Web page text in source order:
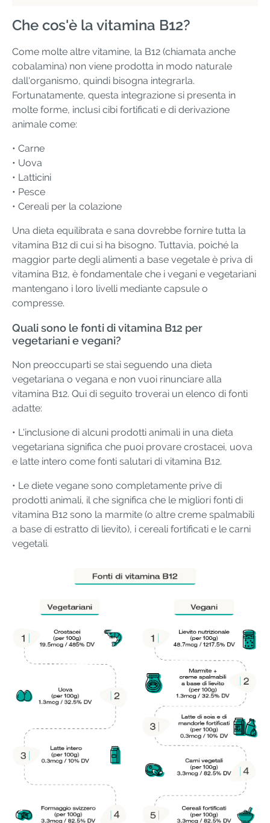
Che cos'è la vitamina B12?
Come molte altre vitamine, la B12 (chiamata anche
cobalamina) non viene prodotta in modo naturale
dall'organismo, quindi bisogna integrarla.
Fortunatamente, questa integrazione si presenta in
molte forme, inclusi cibi fortificati e di derivazione
animale come:
• Carne
• Uova
• Latticini
• Pesce
• Cereali per la colazione
Una dieta equilibrata e sana dovrebbe fornire tutta la
vitamina B12 di cui si ha bisogno. Tuttavia, poiché la
maggior parte degli alimenti a base vegetale è priva di
vitamina B12, è fondamentale che i vegani e vegetariani
mantengano i loro livelli mediante capsule o
compresse.
Quali sono le fonti di vitamina B12 per
vegetariani e vegani?
Non preoccuparti se stai seguendo una dieta
vegetariana o vegana e non vuoi rinunciare alla
vitamina B12. Qui di seguito troverai un elenco di fonti
adatte:
• L'inclusione di alcuni prodotti animali in una dieta
vegetariana significa che puoi provare crostacei, uova
e latte intero come fonti salutari di vitamina B12.
• Le diete vegane sono completamente prive di
prodotti animali, il che significa che le migliori fonti di
vitamina B12 sono la marmite (o altre creme spalmabili
a base di estratto di lievito), i cereali fortificati e le carni
vegetali.